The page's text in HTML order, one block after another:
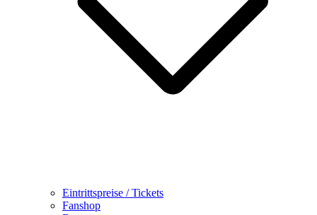
Eintrittspreise / Tickets
Fanshop